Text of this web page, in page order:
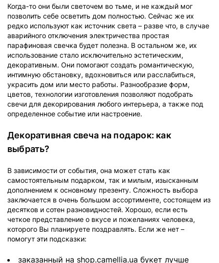
Когда-то они были светочем во тьме, и не каждый мог
позволить себе осветить дом полностью. Сейчас же их
редко используют как источник света – разве что, в случае
аварийного отключения электричества простая
парафиновая свечка будет полезна. В остальном же, их
использование стало исключительно эстетическим,
декоративным. Они помогают создать романтическую,
интимную обстановку, вдохновиться или расслабиться,
украсить дом или место работы. Разнообразие форм,
цветов, технологии изготовления позволяют подобрать
свечи для декорирования любого интерьера, а также под
определенное событие или настроение.
Декоративная свеча на подарок: как
выбрать?
В зависимости от события, она может стать как
самостоятельным подарком, так и милым, изысканным
дополнением к основному презенту. Сложность выбора
заключается в очень большом ассортименте, состоящем из
десятков и сотен разновидностей. Хорошо, если есть
четкое представление о вкусе и пожеланиях человека,
которого Вы планируете поздравлять. Если же нет –
помогут эти подсказки:
заказанный на shop.camellia.ua букет лучше